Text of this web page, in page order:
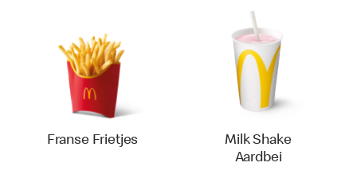
Franse Frietjes
Milk Shake
Aardbei